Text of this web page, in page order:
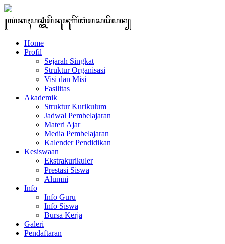
꧋ꦭꦁꦏꦃꦥꦱ꧀ꦠꦶꦩꦼꦤꦸꦗꦸꦒꦼꦂꦧꦁꦩꦱꦣꦼꦥꦤ꧀
Home
Profil
Sejarah Singkat
Struktur Organisasi
Visi dan Misi
Fasilitas
Akademik
Struktur Kurikulum
Jadwal Pembelajaran
Materi Ajar
Media Pembelajaran
Kalender Pendidikan
Kesiswaan
Ekstrakurikuler
Prestasi Siswa
Alumni
Info
Info Guru
Info Siswa
Bursa Kerja
Galeri
Pendaftaran